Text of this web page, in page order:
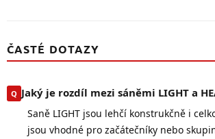
ČASTÉ DOTAZY
Jaký je rozdíl mezi sáněmi LIGHT a
Saně LIGHT jsou lehčí konstrukčně i
jsou vhodné pro začátečníky nebo